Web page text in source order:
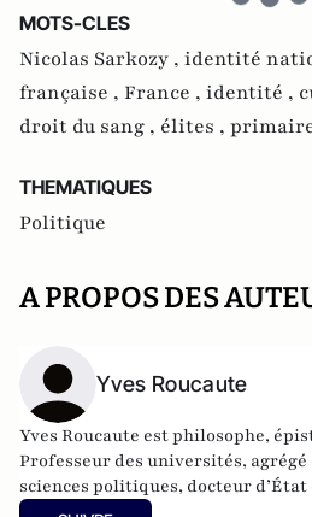
MOTS-CLES
Nicolas Sarkozy , identité
française , France , identité ,
droit du sang , élites , primaire
THEMATIQUES
Politique
A PROPOS DES
Yves Roucaute
Yves Roucaute est philosophe,
Professeur des universités,
sciences politiques, docteur
docteur en philosophie